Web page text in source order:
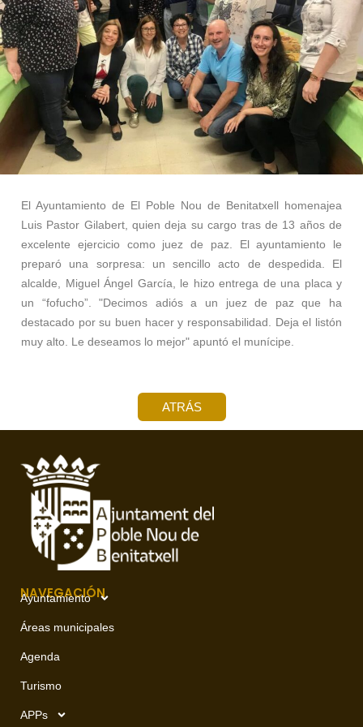
El Ayuntamiento de El Poble Nou de Benitatxell homenajea
Luis Pastor Gilabert, quien deja su cargo tras de 13 años de
excelente ejercicio como juez de paz. El ayuntamiento le
preparó una sorpresa: un sencillo acto de despedida. El
alcalde, Miguel Ángel García, le hizo entrega de una placa y
un “fofucho”. "Decimos adiós a un juez de paz que ha
destacado por su buen hacer y responsabilidad. Deja el listón
muy alto. Le deseamos lo mejor" apuntó el munícipe.
ATRÁS
NAVEGACIÓN
Ayuntamiento
Áreas municipales
Agenda
Turismo
APPs